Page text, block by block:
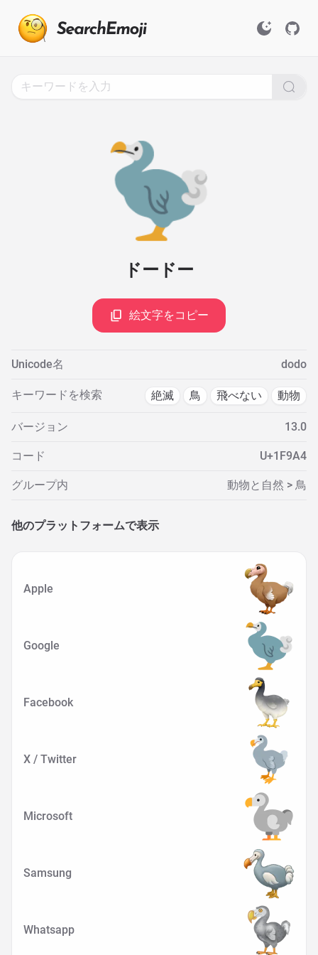
🦤
ドードー
絵文字をコピー
Unicode名 dodo
キーワードを検索 絶滅 鳥 飛べない 動物
バージョン 13.0
コード U+1F9A4
グループ内 動物と自然 > 鳥
他のプラットフォームで表示
Apple
Google
Facebook
X / Twitter
Microsoft
Samsung
Whatsapp